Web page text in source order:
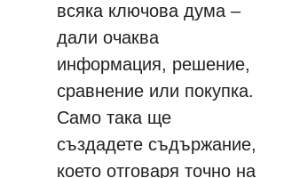
всяка ключова дума –
дали очаква
информация, решение,
сравнение или покупка.
Само така ще
създадете съдържание,
което отговаря точно на